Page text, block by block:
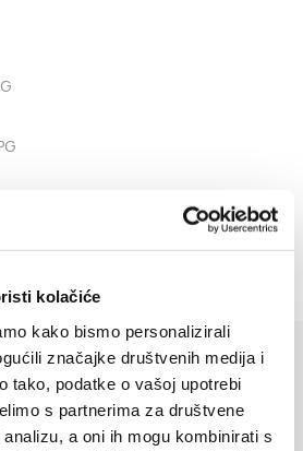
kolačiće
kako bismo personalizirali
značajke društvenih medija i
tako, podatke o vašoj upotrebi
s partnerima za društvene
a oni ih mogu kombinirati s